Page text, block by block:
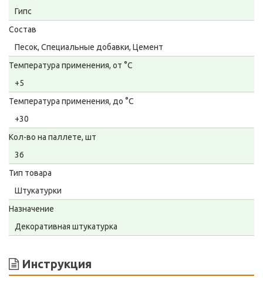
Гипс
Состав
Песок, Специальные добавки, Цемент
Температура применения, от °С
+5
Температура применения, до °С
+30
Кол-во на паллете, шт
36
Тип товара
Штукатурки
Назначение
Декоративная штукатурка
Инструкция